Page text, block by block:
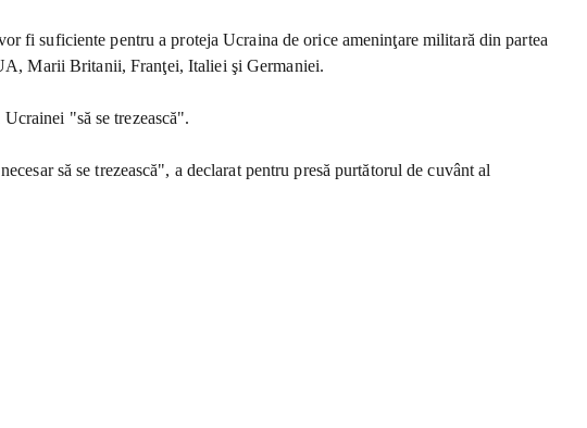
fi suficiente pentru a proteja Ucraina de orice ameninţare militară din partea
Marii Britanii, Franţei, Italiei şi Germaniei.
"să se trezească".
să se trezească", a declarat pentru presă purtătorul de cuvânt al